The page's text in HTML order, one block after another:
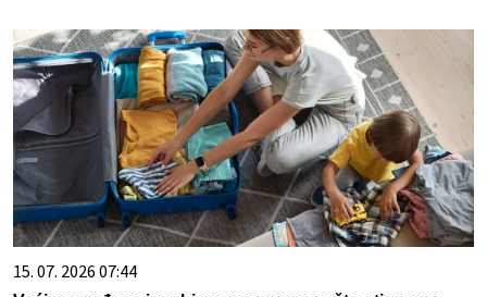
15. 07. 2026 07:44